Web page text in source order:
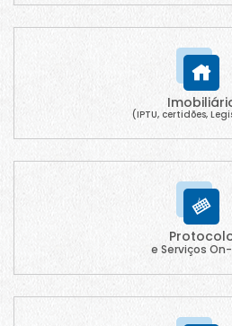
(IPTU, certidões,
e Serviços